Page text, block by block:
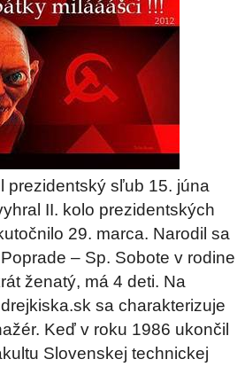
prezidentský sľub 15. júna
II. kolo prezidentských
29. marca. Narodil sa
– Sp. Sobote v rodine
ženatý, má 4 deti. Na
sa charakterizuje
Keď v roku 1986 ukončil
Slovenskej technickej